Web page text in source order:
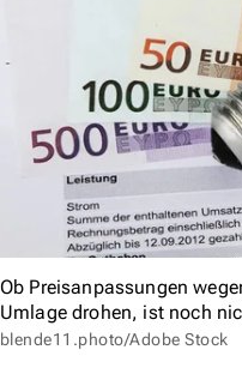
Ob Preisanpassungen
Umlage drohen, ist noch
blende11.photo/Adobe Stock